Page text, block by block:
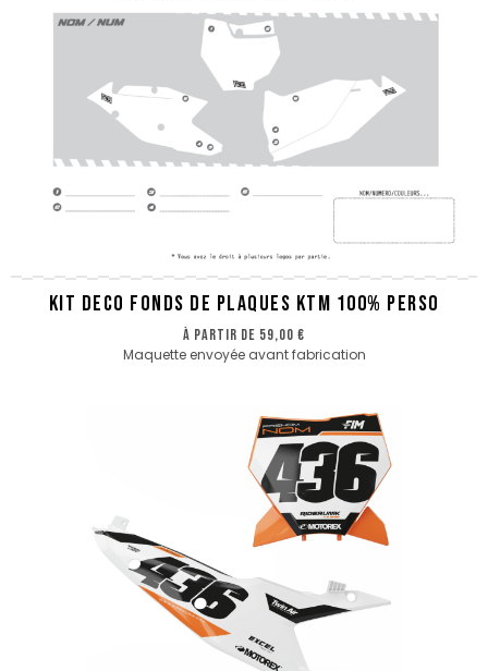
KIT DECO FONDS DE PLAQUES KTM 100% PERSO
à partir de 59,00 €
Maquette envoyée avant fabrication